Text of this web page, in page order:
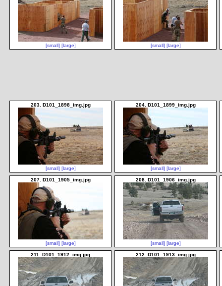
[small] [large] [small] [large]
203. D101_1898_img.jpg
[small] [large]
204. D101_1899_img.jpg
[small] [large]
207. D101_1905_img.jpg
[small] [large]
208. D101_1906_img.jpg
[small] [large]
211. D101_1912_img.jpg 212. D101_1913_img.jpg